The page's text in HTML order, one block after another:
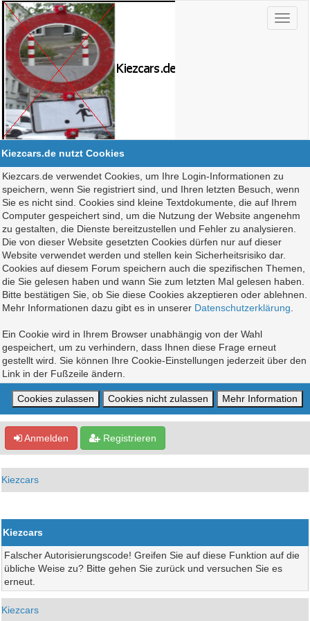
Kiezcars.de nutzt Cookies
Kiezcars.de verwendet Cookies, um Ihre Login-Informationen zu
speichern, wenn Sie registriert sind, und Ihren letzten Besuch, wenn
Sie es nicht sind. Cookies sind kleine Textdokumente, die auf Ihrem
Computer gespeichert sind, um die Nutzung der Website angenehm
zu gestalten, die Dienste bereitzustellen und Fehler zu analysieren.
Die von dieser Website gesetzten Cookies dürfen nur auf dieser
Website verwendet werden und stellen kein Sicherheitsrisiko dar.
Cookies auf diesem Forum speichern auch die spezifischen Themen,
die Sie gelesen haben und wann Sie zum letzten Mal gelesen haben.
Bitte bestätigen Sie, ob Sie diese Cookies akzeptieren oder ablehnen.
Mehr Informationen dazu gibt es in unserer Datenschutzerklärung
Ein Cookie wird in Ihrem Browser unabhängig von der Wahl
gespeichert, um zu verhindern, dass Ihnen diese Frage erneut
gestellt wird. Sie können Ihre Cookie-Einstellungen jederzeit über den
Link in der Fußzeile ändern.
Anmelden Registrieren
Kiezcars
Kiezcars
Falscher Autorisierungscode! Greifen Sie auf diese Funktion auf die
übliche Weise zu? Bitte gehen Sie zurück und versuchen Sie es
erneut.
Kiezcars